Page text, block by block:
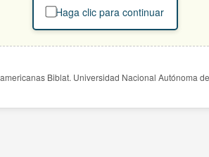
Haga clic para continuar
Biblat. Universidad Nacional Autónoma